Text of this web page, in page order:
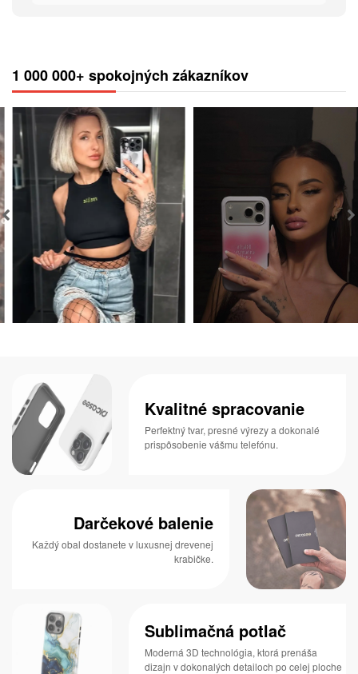
1 000 000+ spokojných zákazníkov
Kvalitné spracovanie
Perfektný tvar, presné výrezy a dokonalé
prispôsobenie vášmu telefónu.
Darčekové balenie
Každý obal dostanete v luxusnej drevenej
krabičke.
Sublimačná potlač
Moderná 3D technológia, ktorá prenáša
dizajn v dokonalých detailoch po celej ploche